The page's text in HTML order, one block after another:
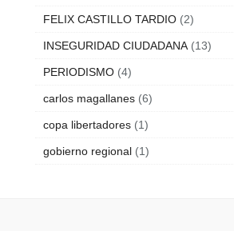
FELIX CASTILLO TARDIO (2)
INSEGURIDAD CIUDADANA (13)
PERIODISMO (4)
carlos magallanes (6)
copa libertadores (1)
gobierno regional (1)